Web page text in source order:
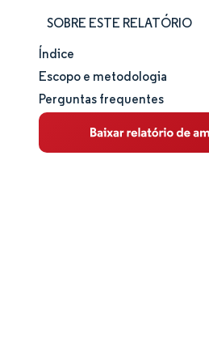
SOBRE ESTE RELATÓRIO
Tamanho e participação de
Análise de mercado
Tendências e insights
Índice
Escopo e metodologia
Perguntas frequentes